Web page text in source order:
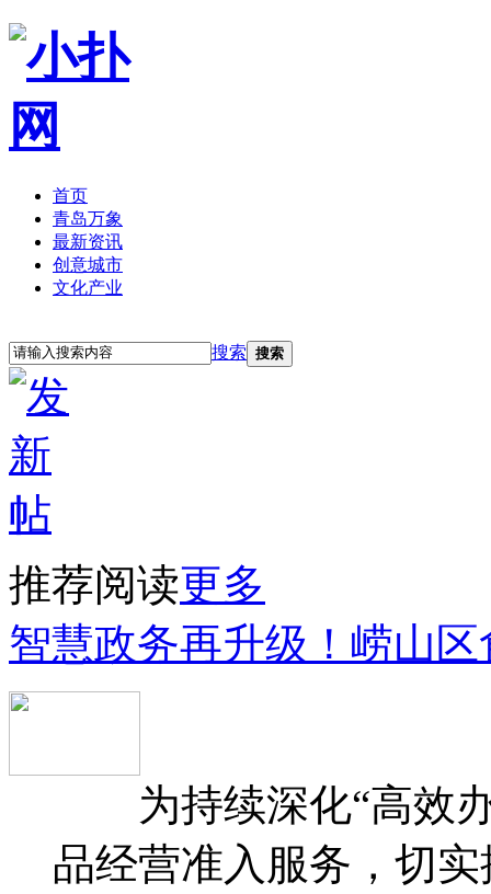
首页
青岛万象
最新资讯
创意城市
文化产业
搜索 搜索
推荐阅读更多
智慧政务再升级！崂山
为持续深化“高效办
品经营准入服务，切